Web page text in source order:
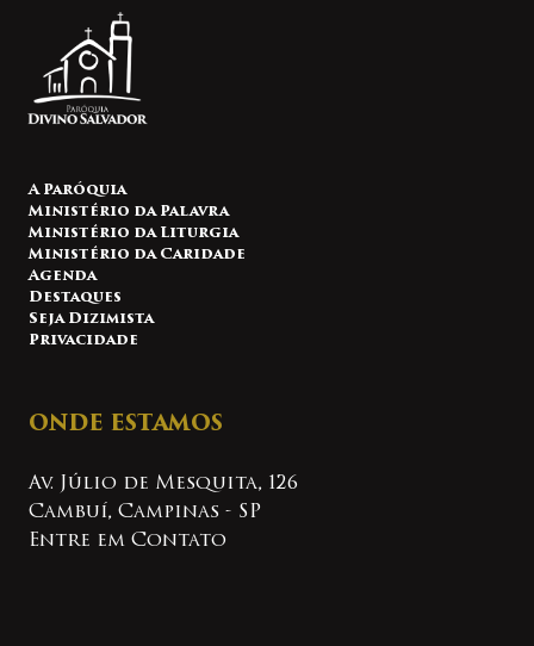
A Paróquia
Ministério da Palavra
Ministério da Liturgia
Ministério da Caridade
Agenda
Destaques
Seja Dizimista
Privacidade
ONDE ESTAMOS
Av. Júlio de Mesquita, 126
Cambuí, Campinas - SP
Entre em Contato